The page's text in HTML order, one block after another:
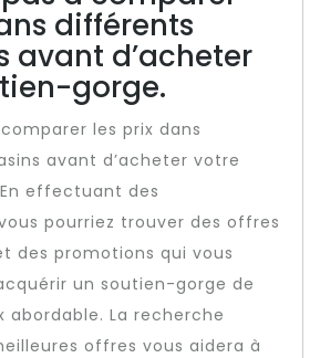
différents
avant d’acheter
gorge.
les prix dans
avant d’acheter votre
effectuant des
pourriez trouver des offres
des promotions qui vous
un soutien-gorge de
abordable. La recherche
offres vous aidera à